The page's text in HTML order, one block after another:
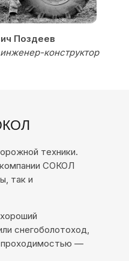
в
Поздеев
конструктор
техники.
СОКОЛ
так и
снегоболотоход,
—